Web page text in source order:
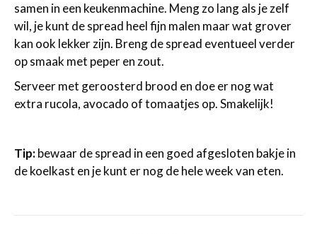
samen in een keukenmachine. Meng zo lang als je zelf
wil, je kunt de spread heel fijn malen maar wat grover
kan ook lekker zijn. Breng de spread eventueel verder
op smaak met peper en zout.
Serveer met geroosterd brood en doe er nog wat
extra rucola, avocado of tomaatjes op. Smakelijk!
Tip:bewaar de spread in een goed afgesloten bakje in
de koelkast en je kunt er nog de hele week van eten.